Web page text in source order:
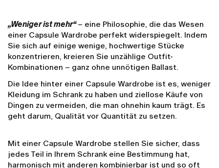
„Weniger ist mehr“– eine Philosophie, die das Wesen
einer Capsule Wardrobe perfekt widerspiegelt. Indem
Sie sich auf einige wenige, hochwertige Stücke
konzentrieren, kreieren Sie unzählige Outfit-
Kombinationen – ganz ohne unnötigen Ballast.
Die Idee hinter einer Capsule Wardrobe ist es, weniger
Kleidung im Schrank zu haben und ziellose Käufe von
Dingen zu vermeiden, die man ohnehin kaum trägt. Es
geht darum, Qualität vor Quantität zu setzen.
Mit einer Capsule Wardrobe stellen Sie sicher, dass
jedes Teil in Ihrem Schrank eine Bestimmung hat,
harmonisch mit anderen kombinierbar ist und so oft